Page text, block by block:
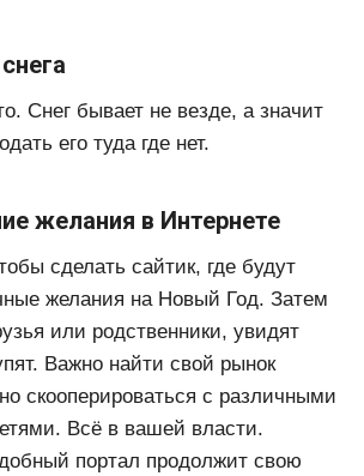
Снег бывает не везде, а значит
его туда где нет.
желания в Интернете
сделать сайтик, где будут
желания на Новый Год. Затем
или родственники, увидят
Важно найти свой рынок
скооперироваться с различными
Всё в вашей власти.
портал продолжит свою